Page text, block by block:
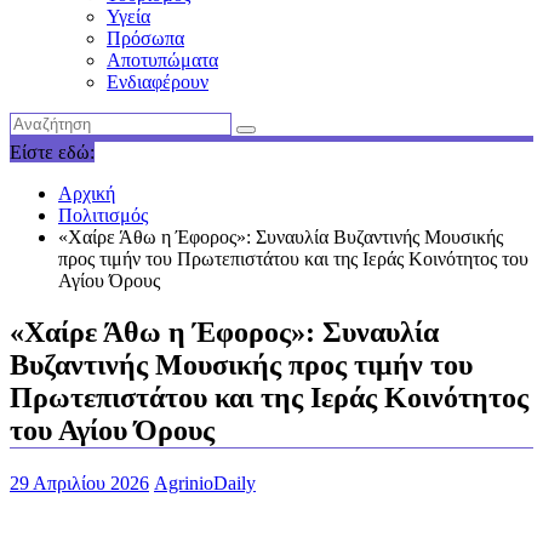
Υγεία
Πρόσωπα
Αποτυπώματα
Ενδιαφέρουν
Είστε εδώ:
Αρχική
Πολιτισμός
«Χαίρε Άθω η Έφορος»: Συναυλία Βυζαντινής Μουσικής
προς τιμήν του Πρωτεπιστάτου και της Ιεράς Κοινότητος του
Αγίου Όρους
«Χαίρε Άθω η Έφορος»: Συναυλία
Βυζαντινής Μουσικής προς τιμήν του
Πρωτεπιστάτου και της Ιεράς Κοινότητος
του Αγίου Όρους
29 Απριλίου 2026 AgrinioDaily